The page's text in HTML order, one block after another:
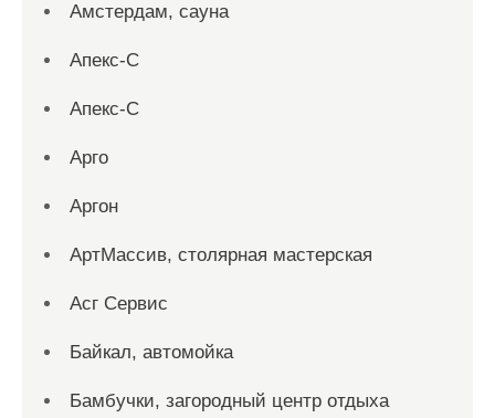
Амстердам, сауна
Апекс-С
Апекс-С
Арго
Аргон
АртМассив, столярная мастерская
Асг Сервис
Байкал, автомойка
Бамбучки, загородный центр отдыха